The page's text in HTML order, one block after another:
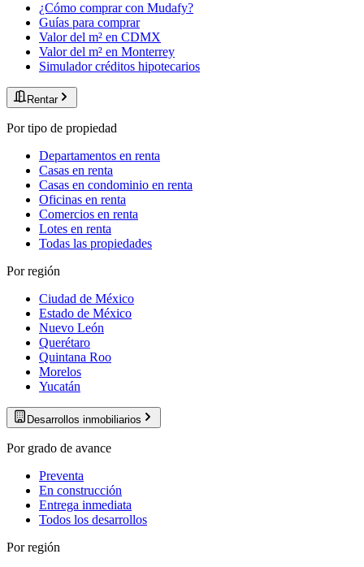
¿Cómo comprar con Mudafy?
Guías para comprar
Valor del m² en CDMX
Valor del m² en Monterrey
Simulador créditos hipotecarios
Rentar
Por tipo de propiedad
Departamentos en renta
Casas en renta
Casas en condominio en renta
Oficinas en renta
Comercios en renta
Lotes en renta
Todas las propiedades
Por región
Ciudad de México
Estado de México
Nuevo León
Querétaro
Quintana Roo
Morelos
Yucatán
Desarrollos inmobiliarios
Por grado de avance
Preventa
En construcción
Entrega inmediata
Todos los desarrollos
Por región